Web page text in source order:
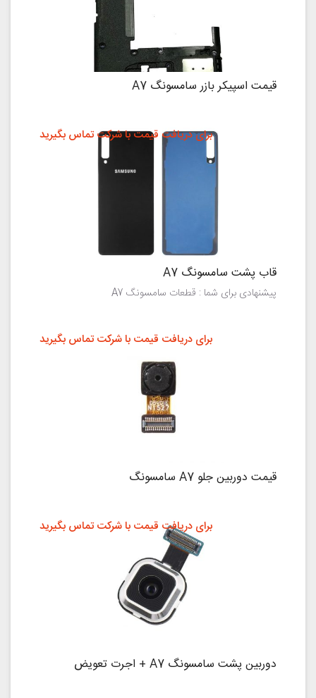
قیمت اسپیکر بازر سامسونگ A7
قاب پشت سامسونگ A7
پیشنهادی برای شما : قطعات سامسونگ A7
برای دریافت قیمت با شرکت تماس بگیرید
قیمت دوربین جلو A7 سامسونگ
برای دریافت قیمت با شرکت تماس بگیرید
دوربین پشت سامسونگ A7 + اجرت تعویض
برای دریافت قیمت با شرکت تماس بگیرید